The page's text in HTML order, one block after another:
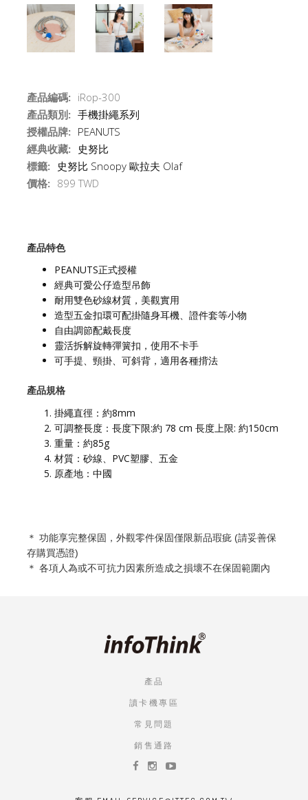
產品編碼: iRop-300
產品類別: 手機掛繩系列
授權品牌: PEANUTS
經典收藏:
史努比
標籤:
史努比 Snoopy 歐拉夫 Olaf
價格: 899 TWD
產品特色
PEANUTS正式授權
經典可愛公仔造型吊飾
耐用雙色砂線材質，美觀實用
造型五金扣環可配掛隨身耳機、證件套等小物
自由調節配戴長度
靈活拆解旋轉彈簧扣，使用不卡手
可手提、頸掛、可斜背，適用各種揹法
產品規格
掛繩直徑：約8mm
可調整長度：長度下限:約 78 cm 長度上限: 約150cm
重量：約85g
材質：砂線、PVC塑膠、五金
原產地：中國
＊ 功能享完整保固，外觀零件保固僅限新品瑕疵 (請妥善保
存購買憑證)
＊ 各項人為或不可抗力因素所造成之損壞不在保固範圍內
產品
讀卡機專區
常見問題
銷售通路